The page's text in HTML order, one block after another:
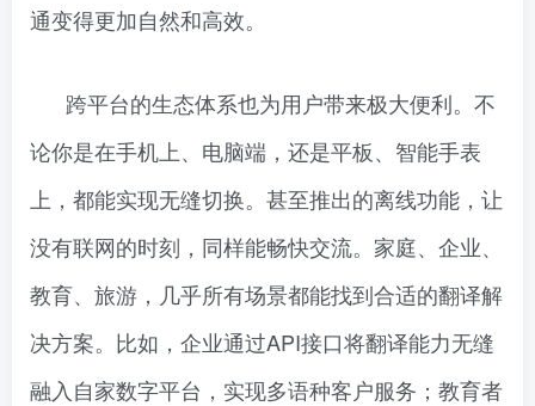
通变得更加自然和高效。
跨平台的生态体系也为用户带来极大便利。不
论你是在手机上、电脑端，还是平板、智能手表
上，都能实现无缝切换。甚至推出的离线功能，让
没有联网的时刻，同样能畅快交流。家庭、企业、
教育、旅游，几乎所有场景都能找到合适的翻译解
决方案。比如，企业通过API接口将翻译能力无缝
融入自家数字平台，实现多语种客户服务；教育者